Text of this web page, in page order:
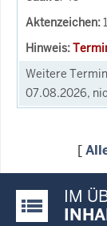
Weitere
07.08.2026,
[
Justiz- IM